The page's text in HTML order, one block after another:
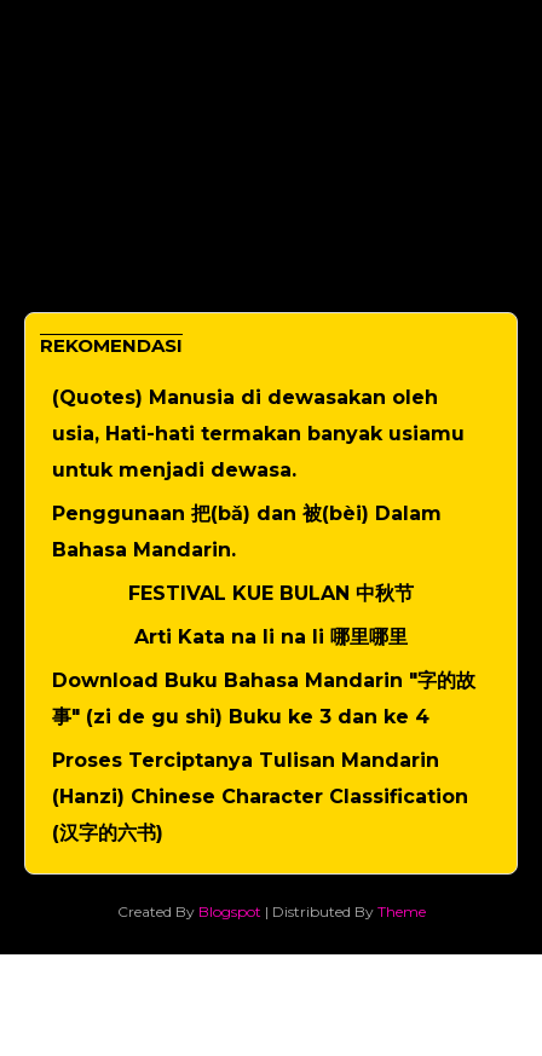
REKOMENDASI
(Quotes) Manusia di dewasakan oleh
usia, Hati-hati termakan banyak usiamu
untuk menjadi dewasa.
Penggunaan 把(bǎ) dan 被(bèi) Dalam
Bahasa Mandarin.
FESTIVAL KUE BULAN 中秋节
Arti Kata na li na li 哪里哪里
Download Buku Bahasa Mandarin "字的故
事" (zi de gu shi) Buku ke 3 dan ke 4
Proses Terciptanya Tulisan Mandarin
(Hanzi) Chinese Character Classification
(汉字的六书)
Created By Blogspot | Distributed By Theme